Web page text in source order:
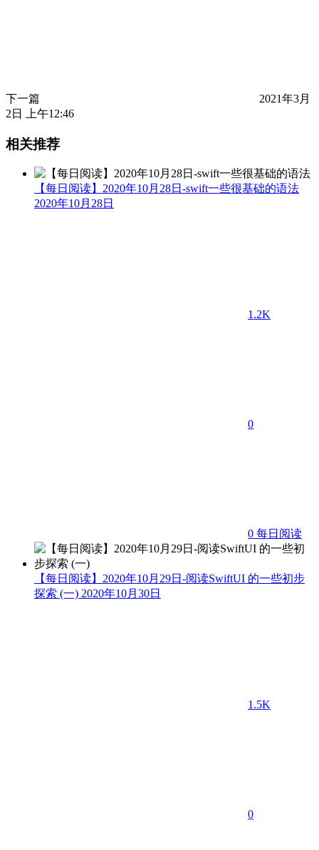
下一篇
2021年3月
2日 上午12:46
相关推荐
【每日阅读】2020年10月28日-swift一些很基础的语法
2020年10月28日
1.2K
0
0 每日阅读
【每日阅读】2020年10月29日-阅读SwiftUI 的一些初步
探索 (一) 2020年10月30日
1.5K
0